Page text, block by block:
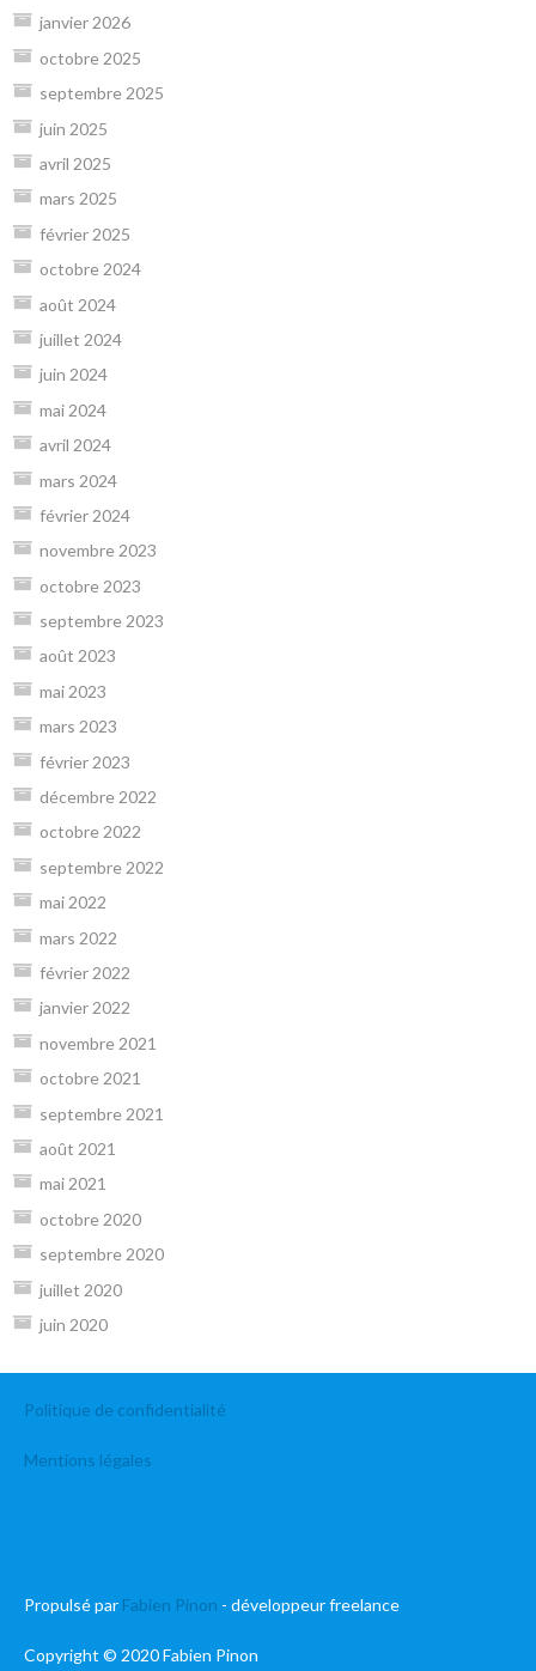
janvier 2026
octobre 2025
septembre 2025
juin 2025
avril 2025
mars 2025
février 2025
octobre 2024
août 2024
juillet 2024
juin 2024
mai 2024
avril 2024
mars 2024
février 2024
novembre 2023
octobre 2023
septembre 2023
août 2023
mai 2023
mars 2023
février 2023
décembre 2022
octobre 2022
septembre 2022
mai 2022
mars 2022
février 2022
janvier 2022
novembre 2021
octobre 2021
septembre 2021
août 2021
mai 2021
octobre 2020
septembre 2020
juillet 2020
juin 2020
Politique de confidentialité
Mentions légales
Propulsé par Fabien Pinon - développeur freelance
Copyright © 2020 Fabien Pinon